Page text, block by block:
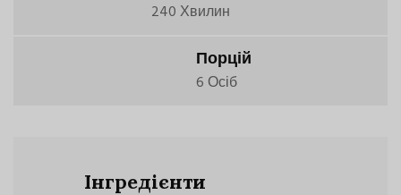
240 Хвилин
Порцій
6 Осіб
Інгредієнти